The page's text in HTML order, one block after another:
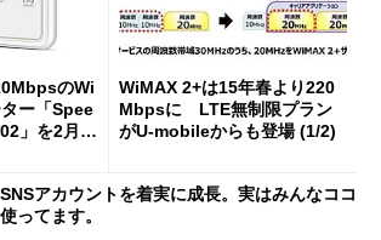
のWi
ー「Spee
」を2月19
WiMAX 2+は15年春より220
Mbpsに LTE無制限プラン
がU-mobileからも登場 (1/2)
SNSアカウントを着実に成長。実はみんなココ
使ってます。